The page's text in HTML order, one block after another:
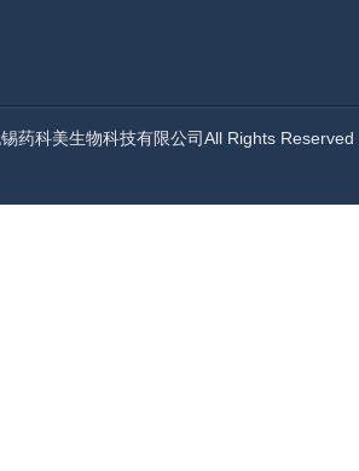
药科美生物科技有限公司All Rights